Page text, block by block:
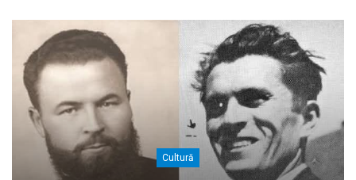
Cultură